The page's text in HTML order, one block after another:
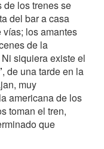
de los trenes se
del bar a casa
los amantes
de la
siquiera existe el
, de una tarde en la
muy
americana de los
toman el tren,
que